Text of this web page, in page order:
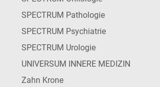
SPECTRUM Pathologie
SPECTRUM Psychiatrie
SPECTRUM Urologie
UNIVERSUM INNERE MEDIZIN
Zahn Krone